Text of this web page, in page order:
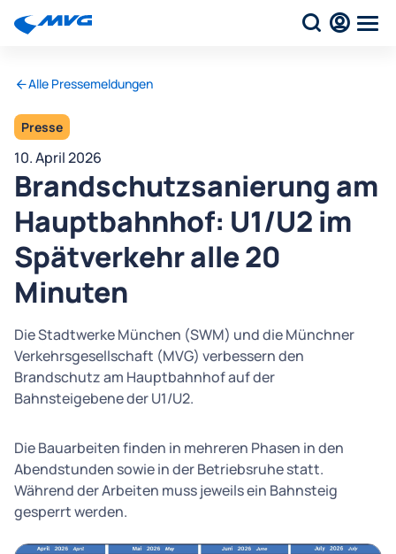
Alle Pressemeldungen
Presse
10. April 2026
Brandschutzsanierung am
Hauptbahnhof: U1/U2 im
Spätverkehr alle 20
Minuten
Die Stadtwerke München (SWM) und die Münchner
Verkehrsgesellschaft (MVG) verbessern den
Brandschutz am Hauptbahnhof auf der
Bahnsteigebene der U1/U2.
Die Bauarbeiten finden in mehreren Phasen in den
Abendstunden sowie in der Betriebsruhe statt.
Während der Arbeiten muss jeweils ein Bahnsteig
gesperrt werden.